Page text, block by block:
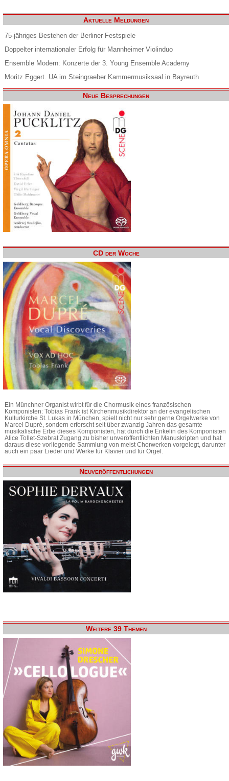
Aktuelle Meldungen
75-jähriges Bestehen der Berliner Festspiele
Doppelter internationaler Erfolg für Mannheimer Violinduo
Ensemble Modern: Konzerte der 3. Young Ensemble Academy
Moritz Eggert. UA im Steingraeber Kammermusiksaal in Bayreuth
Neue Besprechungen
CD der Woche
Ein Münchner Organist wirbt für die Chormusik eines französischen
Komponisten: Tobias Frank ist Kirchenmusikdirektor an der evangelischen
Kulturkirche St. Lukas in München, spielt nicht nur sehr gerne Orgelwerke von
Marcel Dupré, sondern erforscht seit über zwanzig Jahren das gesamte
musikalische Erbe dieses Komponisten, hat durch die Enkelin des Komponisten
Alice Tollet-Szebrat Zugang zu bisher unveröffentlichten Manuskripten und hat
daraus diese vorliegende Sammlung von meist Chorwerken vorgelegt, darunter
auch ein paar Lieder und Werke für Klavier und für Orgel.
Neuveröffentlichungen
Weitere 39 Themen